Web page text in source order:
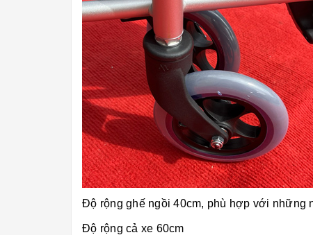
Độ rộng ghế ngồi 40cm, phù hợp với những
Độ rộng cả xe 60cm